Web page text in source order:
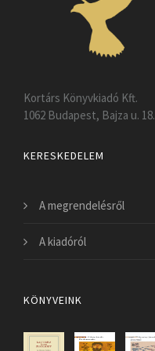
Kortárs Könyvkiadó Kft.
1062 Budapest, Bajza u. 18.
KERESKEDELEM
A megrendelésről
A kiadóról
KÖNYVEINK